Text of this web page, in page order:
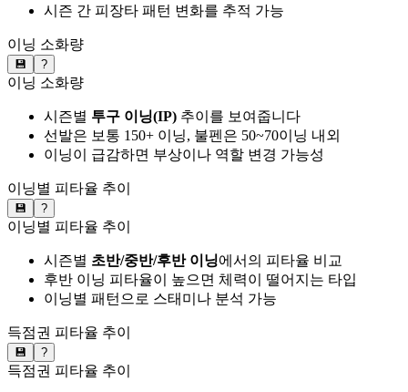
시즌 간 피장타 패턴 변화를 추적 가능
이닝 소화량
💾 ?
이닝 소화량
시즌별 투구 이닝(IP) 추이를 보여줍니다
선발은 보통 150+ 이닝, 불펜은 50~70이닝 내외
이닝이 급감하면 부상이나 역할 변경 가능성
이닝별 피타율 추이
💾 ?
이닝별 피타율 추이
시즌별 초반/중반/후반 이닝에서의 피타율 비교
후반 이닝 피타율이 높으면 체력이 떨어지는 타입
이닝별 패턴으로 스태미나 분석 가능
득점권 피타율 추이
💾 ?
득점권 피타율 추이